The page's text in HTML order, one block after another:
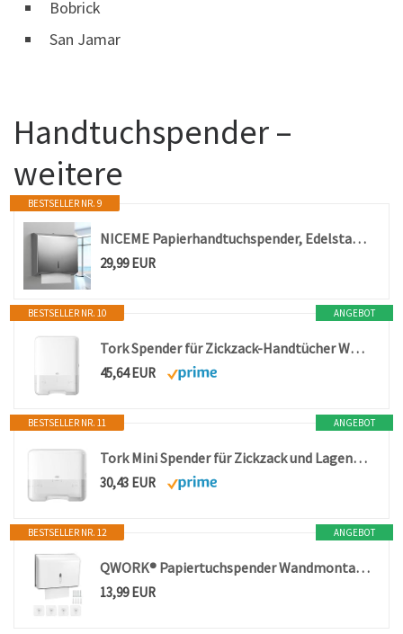
Bobrick
San Jamar
Handtuchspender –
weitere
BESTSELLER NR. 9
NICEME Papierhandtuchspender, Edelstahl Handtuchspender Abschließbar, Wandmontierter Taschentuchspender,Geeignet für Z-Falz Papierhandtücher, Bietet Platz für 250–400 Blatt
29,99 EUR
ANGEBOT
BESTSELLER NR. 10
Tork Spender für Zickzack-Handtücher Weiß H3, Elevation Design, 553000
45,64 EUR
ANGEBOT
BESTSELLER NR. 11
Tork Mini Spender für Zickzack und Lagenfalz Papierhandtücher 553100, Elevation Design - Kompakter H3 Handtuchspender für Falthandtücher zur Einzelblattentnahme, weiß
30,43 EUR
ANGEBOT
BESTSELLER NR. 12
QWORK® Papiertuchspender Wandmontage, ABS Papierhandtuchspender für Z-/Lagenfalz Handtücher 24 x 8 cm, ca. 200 Blatt, 26 x 19,5 x 9,5 cm, mit Schrauben & Klebepads, Weiß
13,99 EUR